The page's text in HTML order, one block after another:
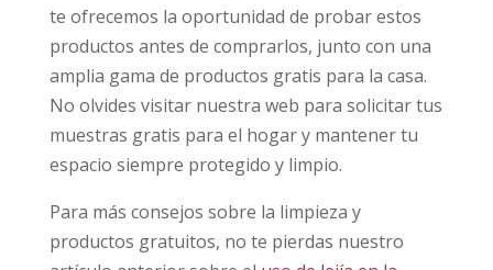
te ofrecemos la oportunidad de probar estos
productos antes de comprarlos, junto con una
amplia gama de productos gratis para la casa.
No olvides visitar nuestra web para solicitar tus
muestras gratis para el hogar y mantener tu
espacio siempre protegido y limpio.
Para más consejos sobre la limpieza y
productos gratuitos, no te pierdas nuestro